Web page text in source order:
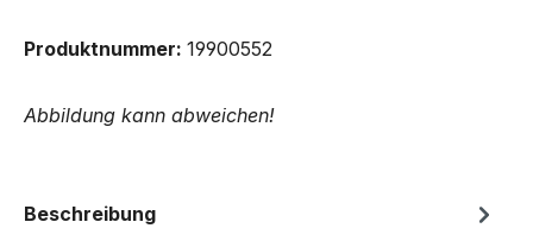
Produktnummer: 19900552
Abbildung kann abweichen!
Beschreibung